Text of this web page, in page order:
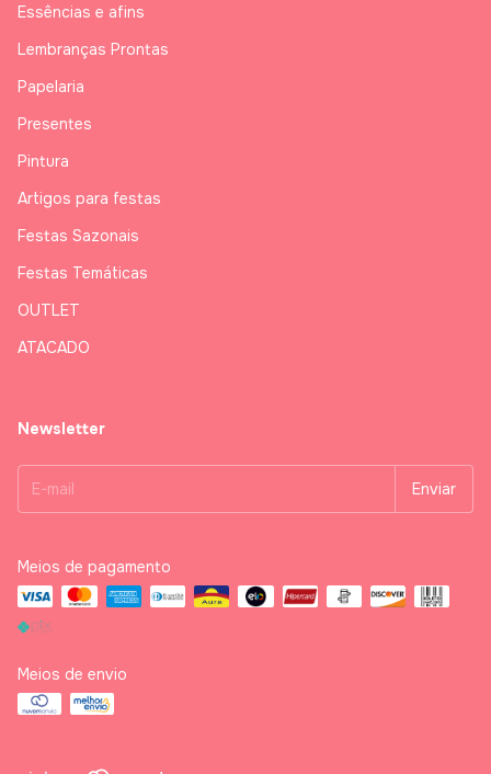
Essências e afins
Lembranças Prontas
Papelaria
Presentes
Pintura
Artigos para festas
Festas Sazonais
Festas Temáticas
OUTLET
ATACADO
Newsletter
Meios de pagamento
Meios de envio